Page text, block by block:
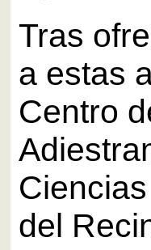
Tras
a estas
Centro
del